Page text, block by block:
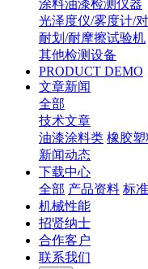
涂料油漆检测仪器
光泽度仪/雾度计/
耐划/耐摩擦试验机
其他检测设备
PRODUCT DEMO
文章新闻
全部
技术文章
油漆涂料类 橡胶
新闻动态
下载中心
全部 产品资料 标
机械性能
招贤纳士
合作客户
联系我们